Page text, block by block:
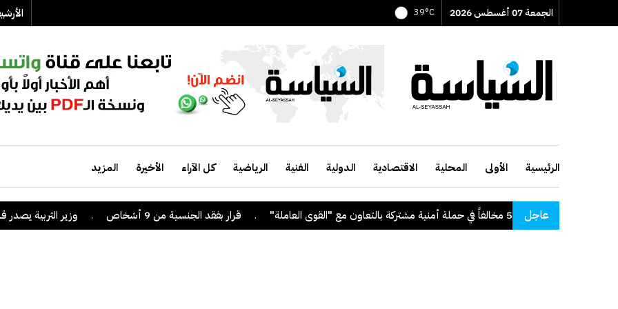
الجمعة 07 أغسطس 2026 39°C
الرئيسية الأولى المحلية الاقتصادية الدولية الفنية الرياضية كل الآراء الأخيرة المزيد
عاجل"الداخلية": ضبط 56 مخالفاً في حملة أمنية مشتركة بالتعاون مع "القوى العاملة" . قرار بفقد الجنسية من 9 أشخاص . وزير التربية يصدر